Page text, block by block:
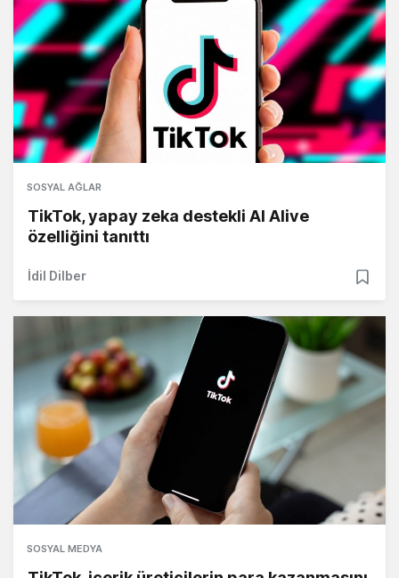
SOSYAL AĞLAR
TikTok, yapay zeka destekli AI Alive
özelliğini tanıttı
İdil Dilber
SOSYAL MEDYA